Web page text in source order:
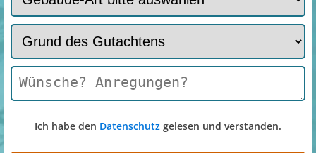
Ich habe den Datenschutz gelesen und verstanden.